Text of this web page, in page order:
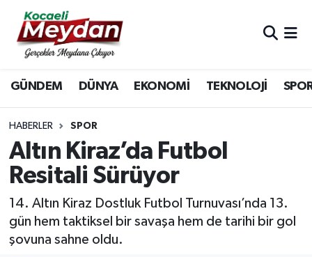
GÜNDEM DÜNYA EKONOMİ TEKNOLOJİ
HABERLER SPOR
Altın Kiraz’da Futbol
Resitali Sürüyor
14. Altın Kiraz Dostluk Futbol Turnuvası’nda 13.
gün hem taktiksel bir savaşa hem de tarihi bir gol
şovuna sahne oldu.
Nöbetçi Eczaneler
Hava Durumu
Trafik Durumu
Süper Lig Puan Durumu ve Fikstür